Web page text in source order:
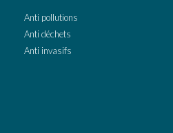
Anti pollutions
Anti déchets
Anti invasifs